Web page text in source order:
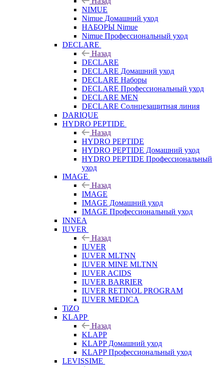
NIMUE
Nimue Домашний уход
НАБОРЫ Nimue
Nimue Профессиональный уход
DECLARE
Назад
DECLARE
DECLARE Домашний уход
DECLARE Наборы
DECLARE Профессиональный уход
DECLARE MEN
DECLARE Солнцезащитная линия
DARIQUE
HYDRO PEPTIDE
Назад
HYDRO PEPTIDE
HYDRO PEPTIDE Домашний уход
HYDRO PEPTIDE Профессиональный
уход
IMAGE
Назад
IMAGE
IMAGE Домашний уход
IMAGE Профессиональный уход
INNEA
IUVER
Назад
IUVER
IUVER MLTNN
IUVER MINE MLTNN
IUVER ACIDS
IUVER BARRIER
IUVER RETINOL PROGRAM
IUVER MEDICA
TiZO
KLAPP
Назад
KLAPP
KLAPP Домашний уход
KLAPP Профессиональный уход
LEVISSIME